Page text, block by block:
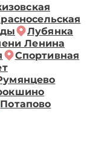
Лубянка
Ленина
Спортивная
Потапово